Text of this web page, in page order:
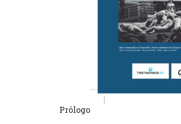
Prólogo